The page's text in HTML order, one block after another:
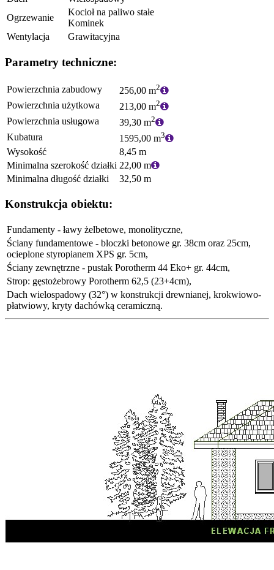
Ogrzewanie
Kocioł na paliwo stałe
Kominek
Wentylacja
Grawitacyjna
Parametry techniczne:
Powierzchnia zabudowy 256,00 m2
Powierzchnia użytkowa 213,00 m2
Powierzchnia usługowa 39,30 m2
Kubatura 1595,00 m3
Wysokość
8,45 m
Minimalna szerokość działki 22,00 m
Minimalna długość działki
32,50 m
Konstrukcja obiektu:
Fundamenty - ławy żelbetowe, monolityczne,
Ściany fundamentowe - bloczki betonowe gr. 38cm oraz 25cm,
ocieplone styropianem XPS gr. 5cm,
Ściany zewnętrzne - pustak Porotherm 44 Eko+ gr. 44cm,
Strop: gęstożebrowy Porotherm 62,5 (23+4cm),
Dach wielospadowy (32°) w konstrukcji drewnianej, krokwiowo-
płatwiowy, kryty dachówką ceramiczną.